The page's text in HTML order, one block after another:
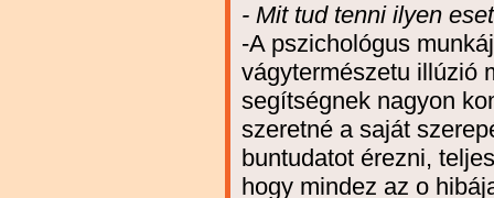
- Mit tud tenni ilyen
-A pszichológus
vágytermészetu illúzió
segítségnek nagyon
szeretné a saját
buntudatot érezni,
hogy mindez az o